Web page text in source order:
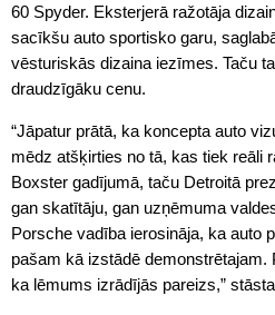
60 Spyder. Eksterjerā ražotāja
sacīkšu auto sportisko garu,
vēsturiskās dizaina iezīmes. Taču
draudzīgāku cenu.
“Jāpatur prātā, ka koncepta auto
mēdz atšķirties no tā, kas tiek reāli
Boxster gadījumā, taču Detroitā
gan skatītāju, gan uzņēmuma
Porsche vadība ierosināja, ka auto
pašam kā izstādē demonstrētajam.
ka lēmums izrādījās pareizs,”